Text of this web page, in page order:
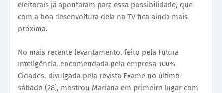
eleitorais já apontaram para essa possibilidade, que
com a boa desenvoltura dela na TV fica ainda mais
próxima.
No mais recente levantamento, feito pela Futura
Inteligência, encomendada pela empresa 100%
Cidades, divulgada pela revista Exame no último
sábado (28), mostrou Mariana em primeiro lugar com